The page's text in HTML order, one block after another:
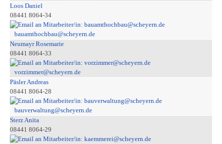
Loos Daniel
08441 8064-34
bauamthochbau@scheyern.de
Neumayr Rosemarie
08441 8064-33
vorzimmer@scheyern.de
Päsler Andreas
08441 8064-28
bauverwaltung@scheyern.de
Sterz Anita
08441 8064-29